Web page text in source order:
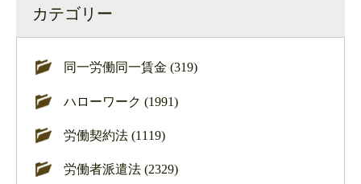
カテゴリー
同一労働同一賃金 (319)
ハローワーク (1991)
労働契約法 (1119)
労働者派遣法 (2329)